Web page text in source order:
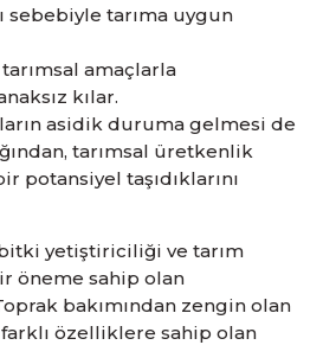
sebebiyle tarıma uygun
amaçlarla
kılar.
asidik duruma gelmesi de
tarımsal üretkenlik
potansiyel taşıdıklarını
yetiştiriciliği ve tarım
öneme sahip olan
bakımından zengin olan
özelliklere sahip olan